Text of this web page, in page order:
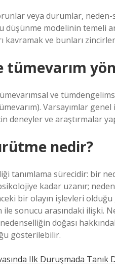
veya durumlar,
düşünme modelinin temeli
ve bunları
tümevarım
ve
Varsayımlar genel
ve araştırmalar
nedir?
tanımlama sürecidir: bir
kadar uzanır;
bir olayın işlevleri
sonucu arasındaki ilişki.
doğası
gösterilebilir.
Ilk Duruşmada Tanık